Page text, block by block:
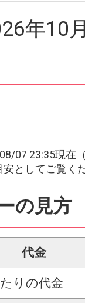
年10月
07 23:35現在
としてご覧く
の見方
代金
りの代金